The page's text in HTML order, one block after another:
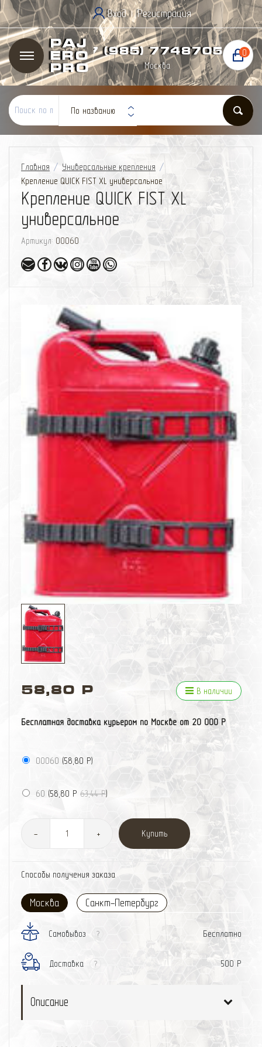
Вход | Регистрация
Paj
ero
Pro
+7 (985) 7748705
Москва
0
По названию
Главная / Универсальные крепления /
Крепление QUICK FIST XL универсальное
Крепление QUICK FIST XL
универсальное
Артикул: 00060
58,80 Р В наличии
Бесплатная доставка курьером по Москве от 20 000 Р
00060 (58,80 Р)
60 (58,80 Р 63,44 Р)
- + Купить
Способы получения заказа
Москва Санкт-Петербург
Самовывоз ? Бесплатно
Доставка ? 500 Р
Описание